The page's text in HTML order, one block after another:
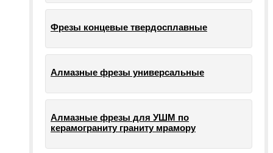
Фрезы концевые твердосплавные
Алмазные фрезы универсальные
Алмазные фрезы для УШМ по
керамограниту граниту мрамору